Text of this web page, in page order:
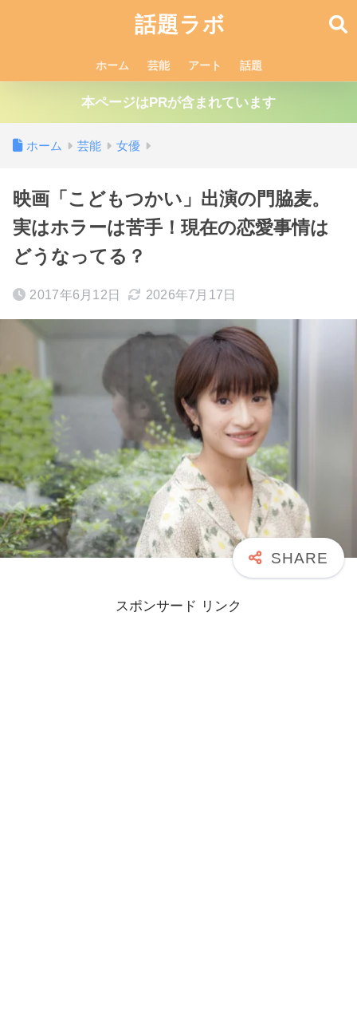
話題ラボ
ホーム 芸能 アート 話題
本ページはPRが含まれています
ホーム 芸能 女優
映画「こどもつかい」出演の門脇麦。
実はホラーは苦手！現在の恋愛事情は
どうなってる？
2017年6月12日 2026年7月17日
スポンサード リンク